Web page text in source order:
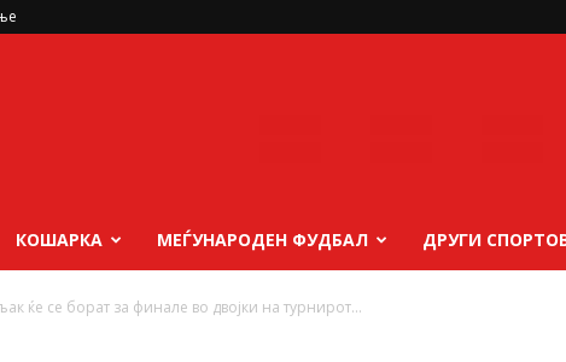
КОШАРКА МЕЃУНАРОДЕН ФУДБАЛ ДРУГИ
ќе се борат за финале во двојки на турнирот...